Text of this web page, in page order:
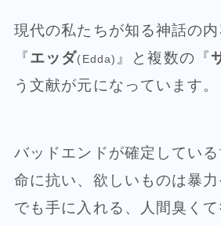
現代の私たちが知る神話の
『エッダ(Edda) 』と複数の『
う文献が元になっています。
バッドエンドが確定してい
命に抗い、欲しいものは暴
でも手に入れる、人間臭く